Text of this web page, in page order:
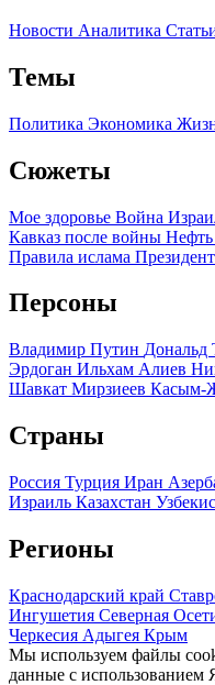
Новости Аналитика
Темы
Политика Экономика
Сюжеты
Мое здоровье Война
Кавказ после войны Нефть
Правила ислама
Персоны
Владимир Путин Дональд
Эрдоган Ильхам Алиев
Шавкат Мирзиеев Касым-
Страны
Россия Турция Иран
Израиль Казахстан
Регионы
Краснодарский край
Ингушетия Северная
Черкесия Адыгея Крым
Мы используем файлы
данные с использованием